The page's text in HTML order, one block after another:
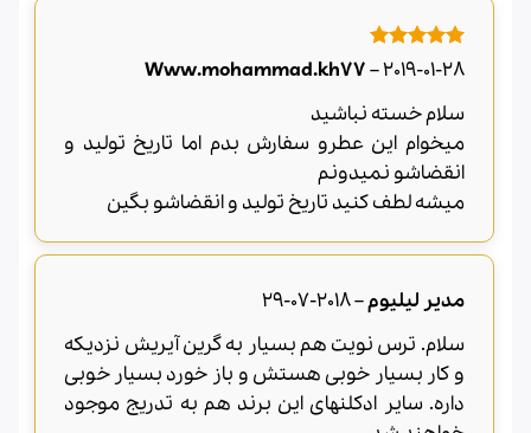
امتیاز5از
5
Www.mohammad.kh77–2019-01-28
سلام خسته نباشید
میخوام این عطرو سفارش بدم اما تاریخ تولید و
انقضاشو نمیدونم
میشه لطف کنید تاریخ تولید و انقضاشو بگین
مدیر لیلیوم–
2018-07-29
سلام. ترس نویت هم بسیار به گرین آیریش نزدیکه
و کار بسیار خوبی هستش و باز خورد بسیار خوبی
داره. سایر ادکلنهای این برند هم به تدریج موجود